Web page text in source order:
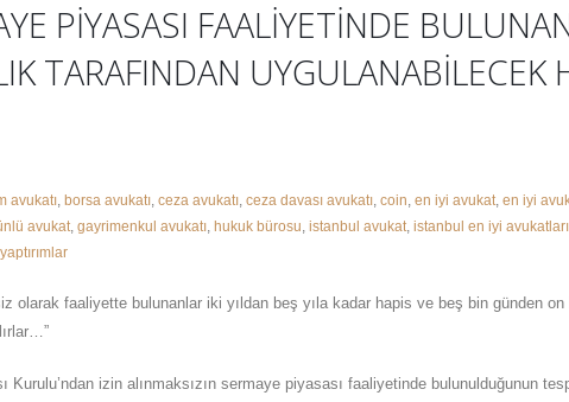
PİYASASI FAALİYETİNDE
TARAFINDAN UYGULANABİLECEK
avukatı, borsa avukatı, ceza avukatı, ceza davası avukatı, coin en iyi avukat, en iyi
avukat gayrimenkul avukatı hukuk bürosu istanbul avukat istanbul en iyi avukatları
yaptırımlar
olarak faaliyette bulunanlar iki yıldan beş yıla kadar hapis ve beş bin günden
Kurulu’ndan izin alınmaksızın sermaye piyasası faaliyetinde bulunulduğunun